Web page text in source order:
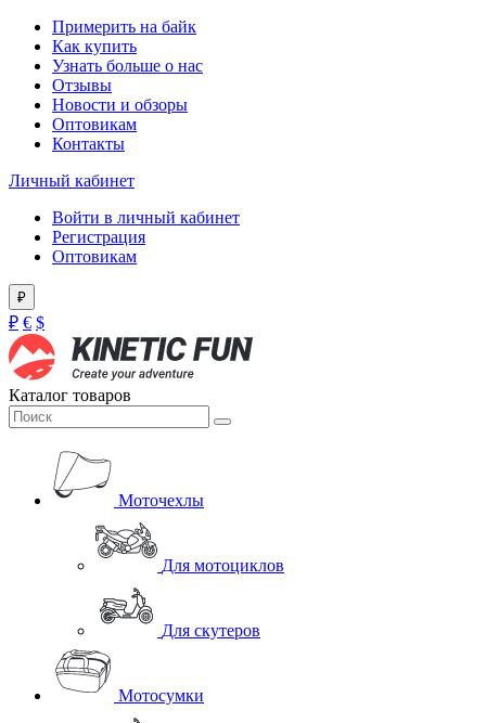
Примерить на байк
Как купить
Узнать больше о нас
Отзывы
Новости и обзоры
Оптовикам
Контакты
Личный кабинет
Войти в личный кабинет
Регистрация
Оптовикам
₽
₽ € $
Каталог товаров
Моточехлы
Для мотоциклов
Для скутеров
Мотосумки